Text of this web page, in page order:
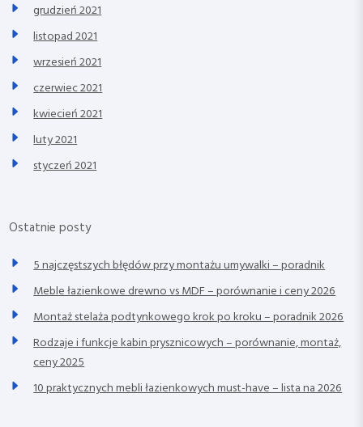
grudzień 2021
listopad 2021
wrzesień 2021
czerwiec 2021
kwiecień 2021
luty 2021
styczeń 2021
Ostatnie posty
5 najczęstszych błędów przy montażu umywalki – poradnik
Meble łazienkowe drewno vs MDF – porównanie i ceny 2026
Montaż stelaża podtynkowego krok po kroku – poradnik 2026
Rodzaje i funkcje kabin prysznicowych – porównanie, montaż,
ceny 2025
10 praktycznych mebli łazienkowych must-have – lista na 2026